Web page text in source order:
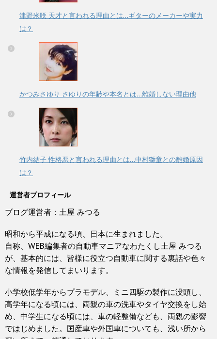
津野米咲 天才と言われる理由とは…ギターのメーカーや実力
は？
かつみさゆり さゆりの年齢や本名とは…離婚しない理由他
竹内結子 性格悪と言われる理由とは…中村獅童との離婚原因
は？
運営者プロフィール
ブログ運営者：土屋 みつる
昭和から平成になる頃、日本に生まれました。
自称、WEB編集者の自動車マニアなわたくし土屋 みつる
が、基本的には、皆様に役立つ自動車に関する裏話や色々
な情報を発信してまいります。
小学校低学年からプラモデル、ミニ四駆の製作に没頭し、
高学年になる頃には、両親の車の洗車やタイヤ交換をし始
め、中学生になる頃には、車の軽整備なども、両親の影響
ではじめました。国産車や外国車についても、浅い所から